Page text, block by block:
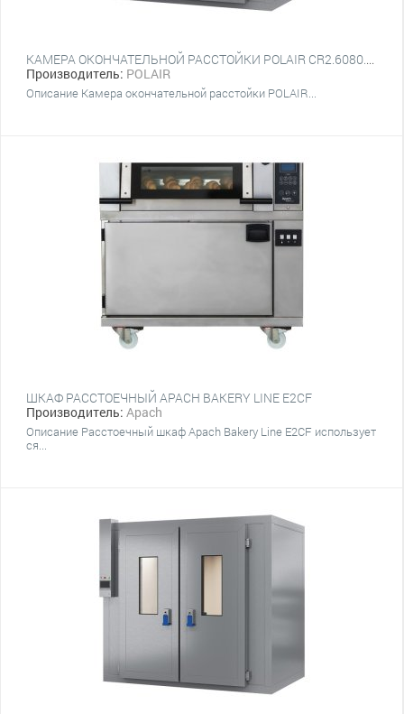
КАМЕРА ОКОНЧАТЕЛЬНОЙ РАССТОЙКИ POLAIR CR2.6080.Т4L
Производитель: POLAIR
Описание Камера окончательной расстойки POLAIR...
ШКАФ РАССТОЕЧНЫЙ APACH BAKERY LINE E2CF
Производитель: Apach
Описание Расстоечный шкаф Apach Bakery Line E2CF использует
ся...